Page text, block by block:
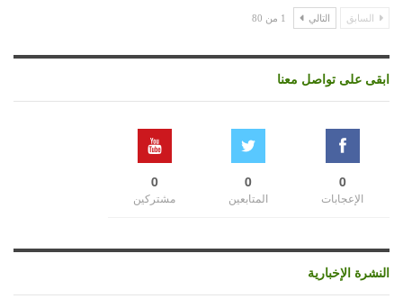
السابق التالي 1 من 80
ابقى على تواصل معنا
0
الإعجابات
0
المتابعين
0
مشتركين
النشرة الإخبارية